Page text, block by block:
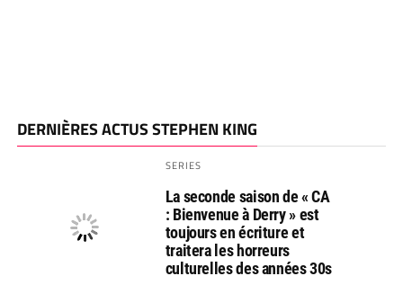
DERNIÈRES ACTUS STEPHEN KING
SERIES
La seconde saison de « CA
: Bienvenue à Derry » est
toujours en écriture et
traitera les horreurs
culturelles des années 30s